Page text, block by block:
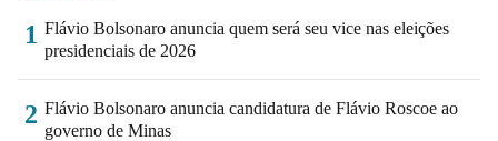
1 Flávio Bolsonaro anuncia quem será seu vice nas eleições
presidenciais de 2026
2 Flávio Bolsonaro anuncia candidatura de Flávio Roscoe ao
governo de Minas